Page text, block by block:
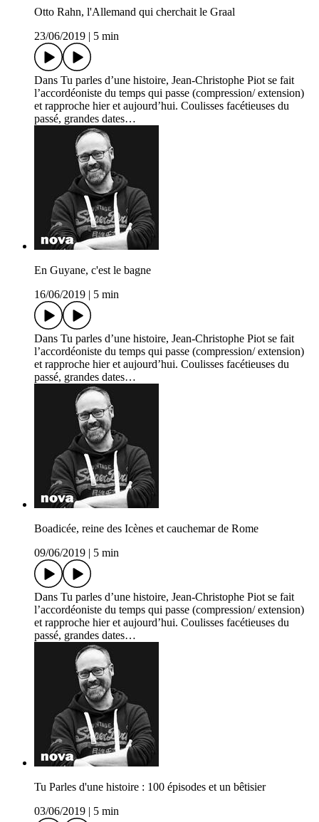
Otto Rahn, l'Allemand qui cherchait le Graal
23/06/2019
5 min
Dans Tu parles d’une histoire, Jean-Christophe Piot se fait
l’accordéoniste du temps qui passe (compression/ extension)
et rapproche hier et aujourd’hui. Coulisses facétieuses du
passé, grandes dates…
En Guyane, c'est le bagne
16/06/2019
5 min
Dans Tu parles d’une histoire, Jean-Christophe Piot se fait
l’accordéoniste du temps qui passe (compression/ extension)
et rapproche hier et aujourd’hui. Coulisses facétieuses du
passé, grandes dates…
Boadicée, reine des Icènes et cauchemar de Rome
09/06/2019
5 min
Dans Tu parles d’une histoire, Jean-Christophe Piot se fait
l’accordéoniste du temps qui passe (compression/ extension)
et rapproche hier et aujourd’hui. Coulisses facétieuses du
passé, grandes dates…
Tu Parles d'une histoire : 100 épisodes et un bêtisier
03/06/2019
5 min